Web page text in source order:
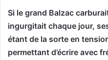
Si le grand Balzac
ingurgitait chaque jour,
étant de la sorte en
permettant d’écrire avec